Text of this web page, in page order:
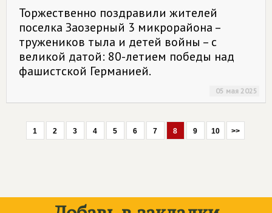
Торжественно поздравили жителей
поселка Заозерный 3 микрорайона –
тружеников тыла и детей войны – с
великой датой: 80-летием победы над
фашистской Германией.
05 мая 2025
1 2 3 4 5 6 7 8 9 10 >>